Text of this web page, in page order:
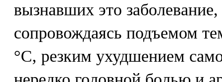
вызнавших это
сопровождаясь подъемом
°С, резким ухудшением